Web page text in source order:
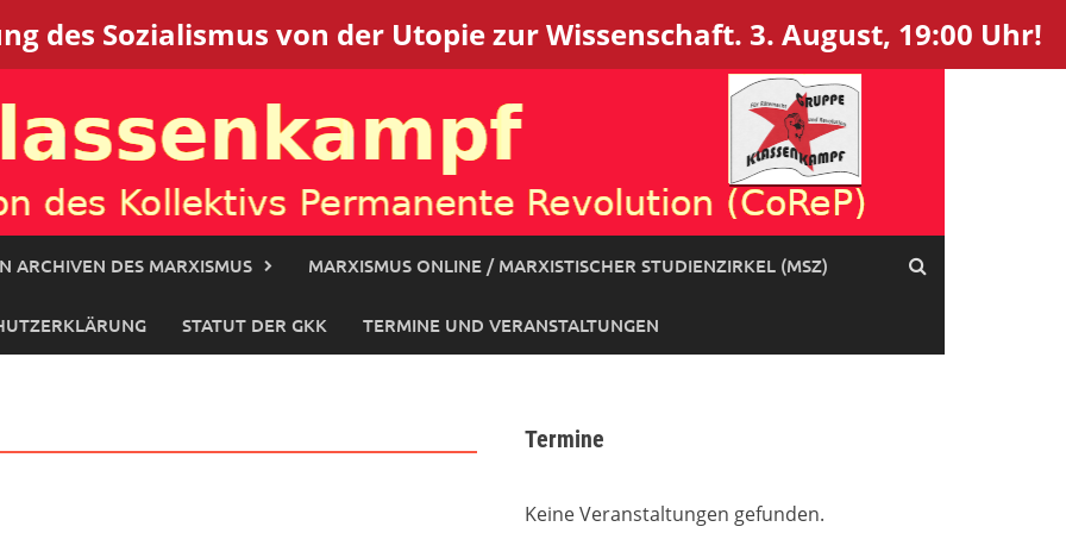
des Sozialismus von der Utopie zur Wissenschaft. 3. August, 19:00 Uhr!
ARCHIVEN DES MARXISMUS MARXISMUS ONLINE / MARXISTISCHER STUDIENZIRKEL (MSZ)
STATUT DER GKK TERMINE UND VERANSTALTUNGEN
Termine
Keine Veranstaltungen gefunden.